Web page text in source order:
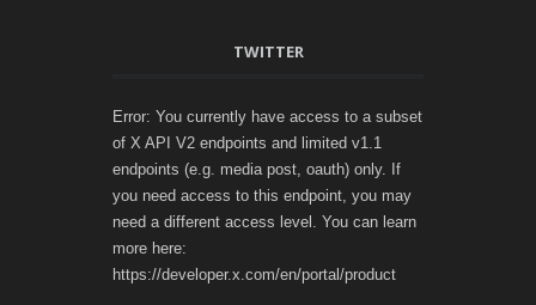
TWITTER
Error: You currently have access to a subset
of X API V2 endpoints and limited v1.1
endpoints (e.g. media post, oauth) only. If
you need access to this endpoint, you may
need a different access level. You can learn
more here:
https://developer.x.com/en/portal/product